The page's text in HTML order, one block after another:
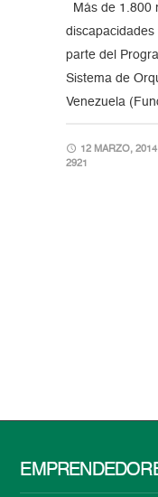
Más de 1.800
parte del
Sistema de
Venezuela
12 MARZO, 2014
2921